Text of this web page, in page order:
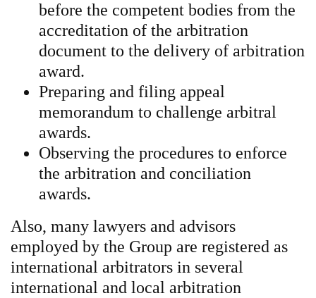
before the competent bodies from the
accreditation of the arbitration
document to the delivery of arbitration
award.
Preparing and filing appeal
memorandum to challenge arbitral
awards.
Observing the procedures to enforce
the arbitration and conciliation
awards.
Also, many lawyers and advisors
employed by the Group are registered as
international arbitrators in several
international and local arbitration